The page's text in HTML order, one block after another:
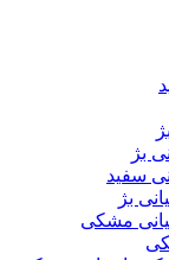
بژ
سفید
بژ
مشکی